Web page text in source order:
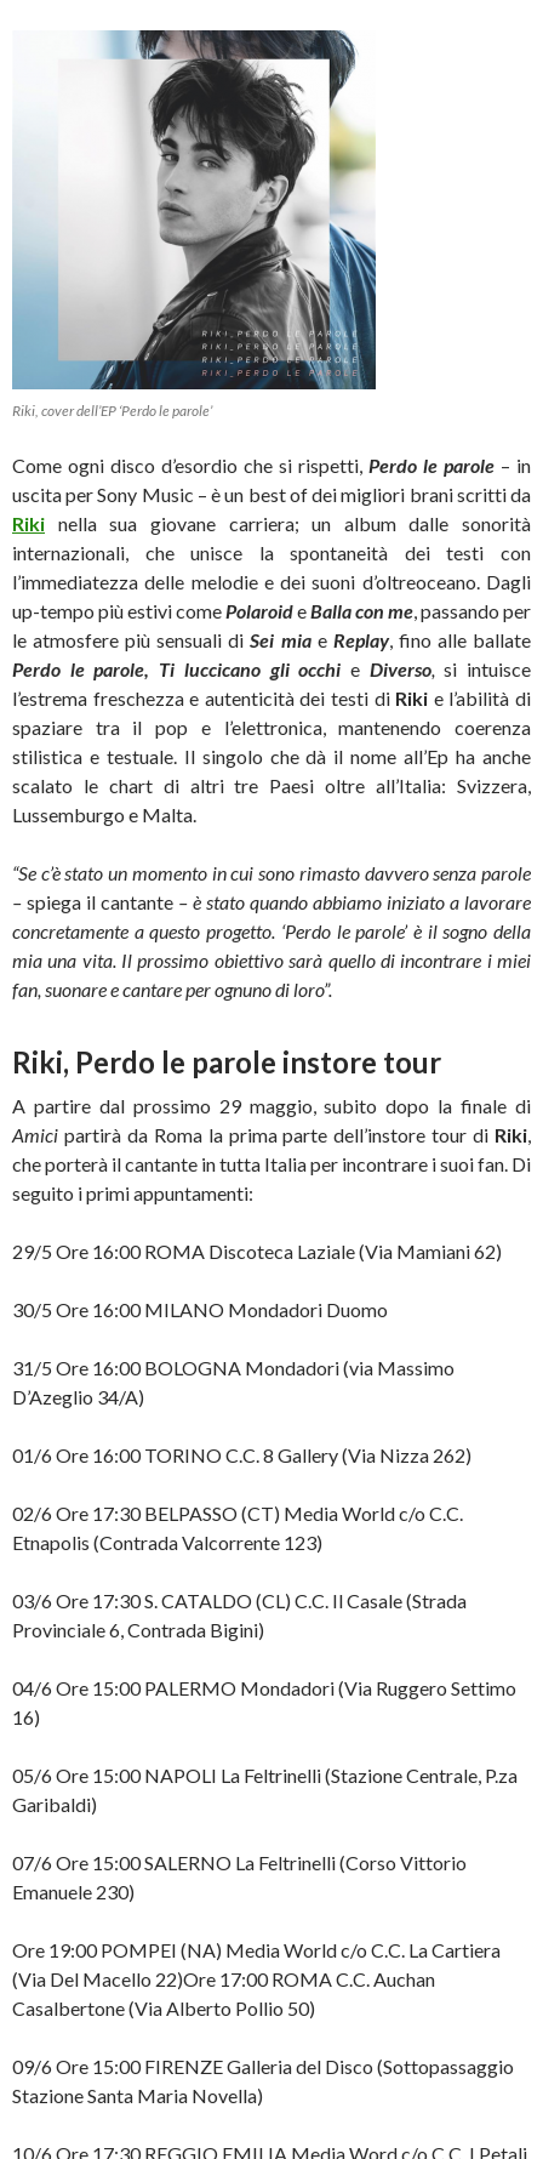
Riki, cover dell’EP ‘Perdo le parole’
Come ogni disco d’esordio che si rispetti, Perdo le parole – in
uscita per Sony Music – è un best of dei migliori brani scritti da
Riki nella sua giovane carriera; un album dalle sonorità
internazionali, che unisce la spontaneità dei testi con
l’immediatezza delle melodie e dei suoni d’oltreoceano. Dagli
up-tempo più estivi come PolaroideBalla con me , passando per
le atmosfere più sensuali diSei miae Replay, fino alle ballate
Perdo le parole, Ti luccicano gli occhi e Diverso, si intuisce
l’estrema freschezza e autenticità dei testi di Riki e l’abilità di
spaziare tra il pop e l’elettronica, mantenendo coerenza
stilistica e testuale. Il singolo che dà il nome all’Ep ha anche
scalato le chart di altri tre Paesi oltre all’Italia: Svizzera,
Lussemburgo e Malta.
“Se c’è stato un momento in cui sono rimasto davvero senza parole
– spiega il cantante – è stato quando abbiamo iniziato a lavorare
concretamente a questo progetto. ‘Perdo le parole’ è il sogno della
mia una vita. Il prossimo obiettivo sarà quello di incontrare i miei
fan, suonare e cantare per ognuno di loro”.
Riki, Perdo le parole instore tour
A partire dal prossimo 29 maggio, subito dopo la finale di
Amici partirà da Roma la prima parte dell’instore tour di Riki
che porterà il cantante in tutta Italia per incontrare i suoi fan. Di
seguito i primi appuntamenti:
29/5 Ore 16:00 ROMA Discoteca Laziale (Via Mamiani 62)
30/5 Ore 16:00 MILANO Mondadori Duomo
31/5 Ore 16:00 BOLOGNA Mondadori (via Massimo
D’Azeglio 34/A)
01/6 Ore 16:00 TORINO C.C. 8 Gallery (Via Nizza 262)
02/6 Ore 17:30 BELPASSO (CT) Media World c/o C.C.
Etnapolis (Contrada Valcorrente 123)
03/6 Ore 17:30 S. CATALDO (CL) C.C. Il Casale (Strada
Provinciale 6, Contrada Bigini)
04/6 Ore 15:00 PALERMO Mondadori (Via Ruggero Settimo
16)
05/6 Ore 15:00 NAPOLI La Feltrinelli (Stazione Centrale, P.za
Garibaldi)
07/6 Ore 15:00 SALERNO La Feltrinelli (Corso Vittorio
Emanuele 230)
Ore 19:00 POMPEI (NA) Media World c/o C.C. La Cartiera
(Via Del Macello 22)Ore 17:00 ROMA C.C. Auchan
Casalbertone (Via Alberto Pollio 50)
09/6 Ore 15:00 FIRENZE Galleria del Disco (Sottopassaggio
Stazione Santa Maria Novella)
10/6 Ore 17:30 REGGIO EMILIA Media Word c/o C.C. I Petali